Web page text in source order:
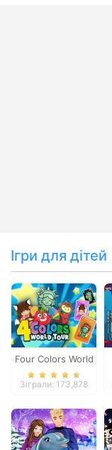
Ігри для дітей
Four Colors World
Tour
Зіграли: 173,878